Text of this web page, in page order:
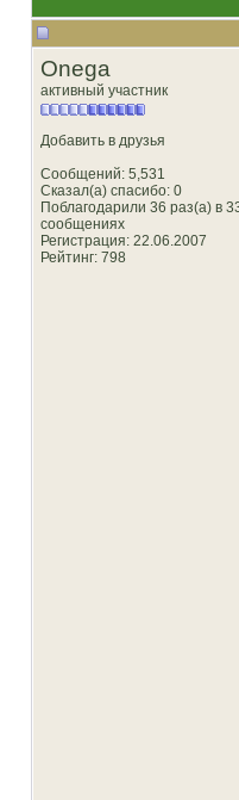
Onega
активный участник
Добавить в друзья
Сообщений: 5,531
Сказал(а) спасибо: 0
Поблагодарили 36 раз(а) в
сообщениях
Регистрация: 22.06.2007
Рейтинг: 798